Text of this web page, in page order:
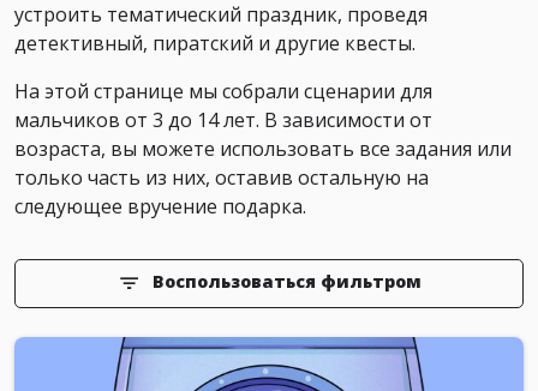
устроить тематический праздник, проведя
детективный, пиратский и другие квесты.
На этой странице мы собрали сценарии для
мальчиков от 3 до 14 лет. В зависимости от
возраста, вы можете использовать все задания или
только часть из них, оставив остальную на
следующее вручение подарка.
Воспользоваться фильтром